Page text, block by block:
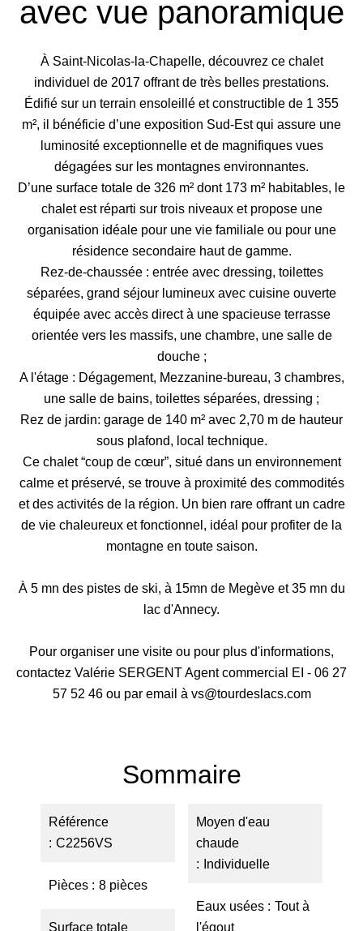
avec vue panoramique
À Saint-Nicolas-la-Chapelle, découvrez ce chalet
individuel de 2017 offrant de très belles prestations.
Édifié sur un terrain ensoleillé et constructible de 1 355
m², il bénéficie d’une exposition Sud-Est qui assure une
luminosité exceptionnelle et de magnifiques vues
dégagées sur les montagnes environnantes.
D’une surface totale de 326 m² dont 173 m² habitables, le
chalet est réparti sur trois niveaux et propose une
organisation idéale pour une vie familiale ou pour une
résidence secondaire haut de gamme.
Rez-de-chaussée : entrée avec dressing, toilettes
séparées, grand séjour lumineux avec cuisine ouverte
équipée avec accès direct à une spacieuse terrasse
orientée vers les massifs, une chambre, une salle de
douche ;
A l'étage : Dégagement, Mezzanine-bureau, 3 chambres,
une salle de bains, toilettes séparées, dressing ;
Rez de jardin: garage de 140 m² avec 2,70 m de hauteur
sous plafond, local technique.
Ce chalet “coup de cœur”, situé dans un environnement
calme et préservé, se trouve à proximité des commodités
et des activités de la région. Un bien rare offrant un cadre
de vie chaleureux et fonctionnel, idéal pour profiter de la
montagne en toute saison.
À 5 mn des pistes de ski, à 15mn de Megève et 35 mn du
lac d'Annecy.
Pour organiser une visite ou pour plus d'informations,
contactez Valérie SERGENT Agent commercial EI - 06 27
57 52 46 ou par email à vs@tourdeslacs.com
Sommaire
Référence
C2256VS
Pièces 8 pièces
Surface totale
Moyen d'eau
chaude
Individuelle
Eaux usées
Tout à
l'égout